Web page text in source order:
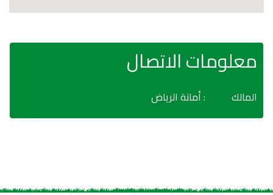
معلومات الاتصال
المالك : أمانة الرياض